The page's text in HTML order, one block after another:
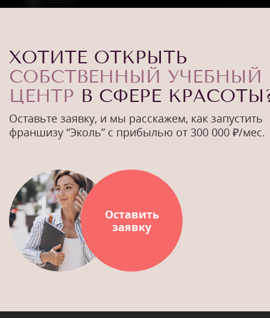
ХОТИТЕ ОТКРЫТЬ
СОБСТВЕННЫЙ УЧЕБНЫЙ
ЦЕНТР В СФЕРЕ
Оставьте заявку, и мы расскажем, как запустить
франшизу “Эколь” с прибылью от 300 000 ₽/мес.
Оставить
заявку